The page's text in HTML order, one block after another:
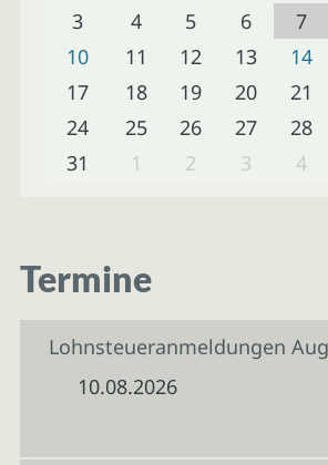
3
4 5 6 7
10
11 12 13 14
17
18 19 20 21
24
25 26 27 28
31
1 2 3 4
Termine
Lohnsteueranmeldungen
10.08.2026